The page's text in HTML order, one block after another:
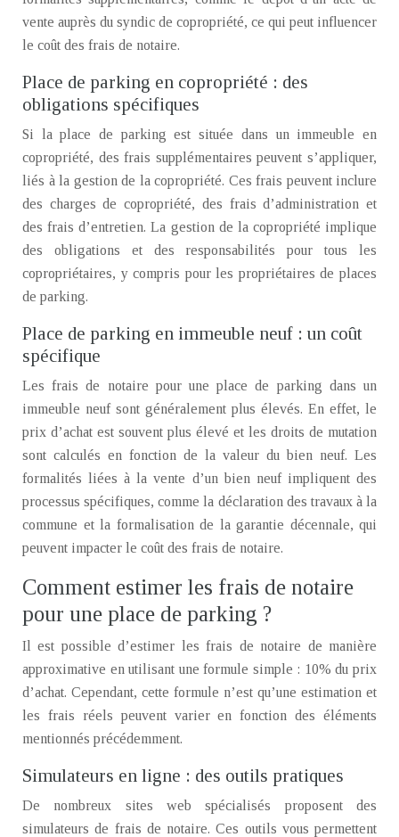
vente auprès du syndic de copropriété, ce qui peut influencer
le coût des frais de notaire.
Place de parking en copropriété : des
obligations spécifiques
Si la place de parking est située dans un immeuble en
copropriété, des frais supplémentaires peuvent s’appliquer,
liés à la gestion de la copropriété. Ces frais peuvent inclure
des charges de copropriété, des frais d’administration et
des frais d’entretien. La gestion de la copropriété implique
des obligations et des responsabilités pour tous les
copropriétaires, y compris pour les propriétaires de places
de parking.
Place de parking en immeuble neuf : un coût
spécifique
Les frais de notaire pour une place de parking dans un
immeuble neuf sont généralement plus élevés. En effet, le
prix d’achat est souvent plus élevé et les droits de mutation
sont calculés en fonction de la valeur du bien neuf. Les
formalités liées à la vente d’un bien neuf impliquent des
processus spécifiques, comme la déclaration des travaux à la
commune et la formalisation de la garantie décennale, qui
peuvent impacter le coût des frais de notaire.
Comment estimer les frais de notaire
pour une place de parking ?
Il est possible d’estimer les frais de notaire de manière
approximative en utilisant une formule simple : 10% du prix
d’achat. Cependant, cette formule n’est qu’une estimation et
les frais réels peuvent varier en fonction des éléments
mentionnés précédemment.
Simulateurs en ligne : des outils pratiques
De nombreux sites web spécialisés proposent des
simulateurs de frais de notaire. Ces outils vous permettent